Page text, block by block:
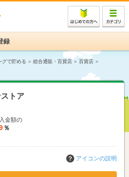
録
グで貯める 総合通販・百貨店
百貨店
トア
金額の
％
アイコンの説明